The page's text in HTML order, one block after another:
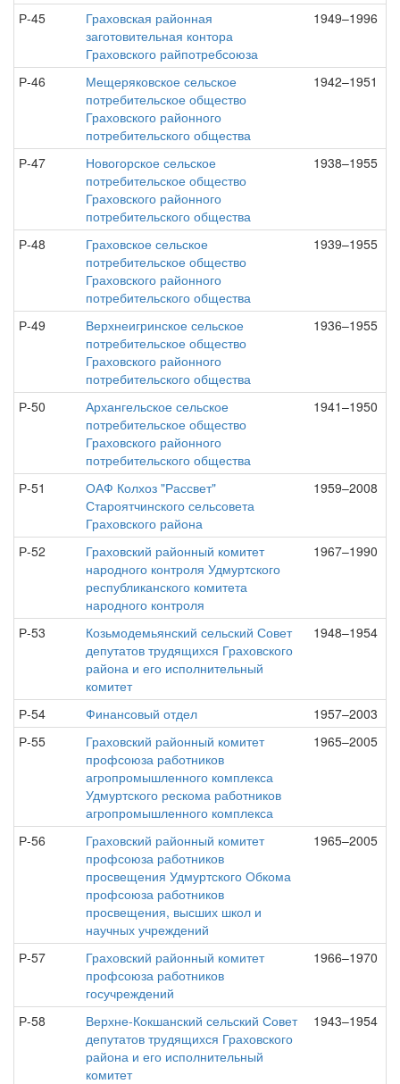
Р-45
Граховская районная
заготовительная контора
Граховского райпотребсоюза
1949–1996
Р-46
Мещеряковское сельское
потребительское общество
Граховского районного
потребительского общества
1942–1951
Р-47
Новогорское сельское
потребительское общество
Граховского районного
потребительского общества
1938–1955
Р-48
Граховское сельское
потребительское общество
Граховского районного
потребительского общества
1939–1955
Р-49
Верхнеигринское сельское
потребительское общество
Граховского районного
потребительского общества
1936–1955
Р-50
Архангельское сельское
потребительское общество
Граховского районного
потребительского общества
1941–1950
Р-51
ОАФ Колхоз "Рассвет"
Староятчинского сельсовета
Граховского района
1959–2008
Р-52
Граховский районный комитет
народного контроля Удмуртского
республиканского комитета
народного контроля
1967–1990
Р-53
Козьмодемьянский сельский Совет
депутатов трудящихся Граховского
района и его исполнительный
комитет
1948–1954
Р-54 Финансовый отдел
1957–2003
Р-55
Граховский районный комитет
профсоюза работников
агропромышленного комплекса
Удмуртского рескома работников
агропромышленного комплекса
1965–2005
Р-56
Граховский районный комитет
профсоюза работников
просвещения Удмуртского Обкома
профсоюза работников
просвещения, высших школ и
научных учреждений
1965–2005
Р-57
Граховский районный комитет
профсоюза работников
госучреждений
1966–1970
Р-58
Верхне-Кокшанский сельский Совет
депутатов трудящихся Граховского
района и его исполнительный
комитет
1943–1954